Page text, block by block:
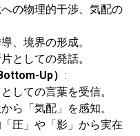
への物理的干渉、気配の
、境界の形成。
としての発話。
Up） :
しての言葉を受信。
ら「気配」を感知。
圧」や「影」から実在